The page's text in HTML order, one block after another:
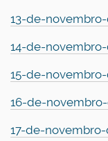
13-de-
14-de-
15-de-
16-de-
17-de-